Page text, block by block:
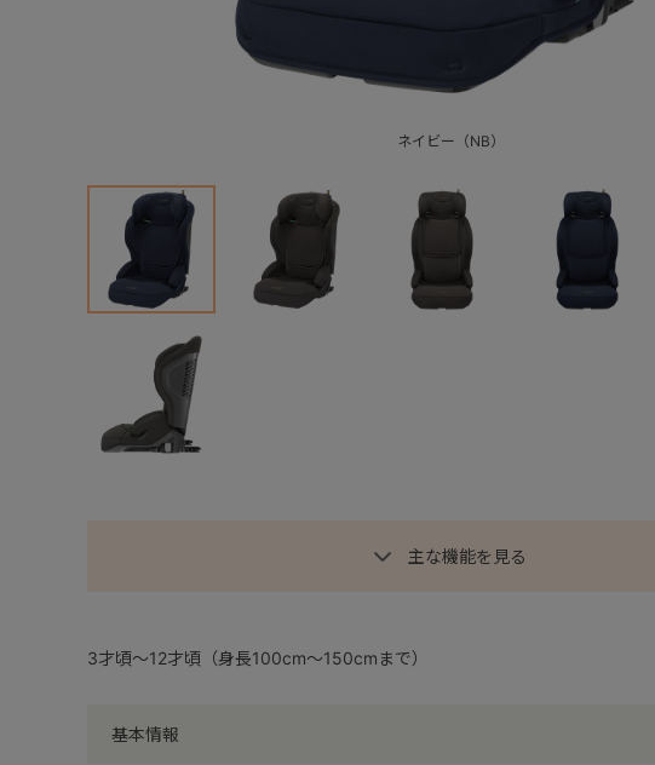
ネイビー（NB）
基本情報
主な機能を見る
3才頃～12才頃（身長100cm～150cmまで）